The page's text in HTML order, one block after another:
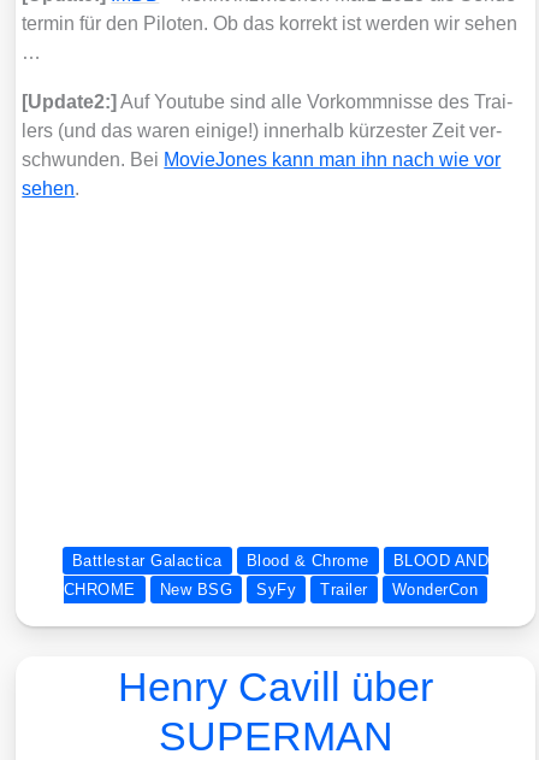
ter­min für den Pilo­ten. Ob das kor­rekt ist wer­den wir sehen
…
[Update2:] Auf You­tube sind alle Vor­komm­nis­se des Trai­
lers (und das waren eini­ge!) inner­halb kür­zes­ter Zeit ver­
schwun­den. Bei Movie­Jo­nes kann man ihn nach wie vor
sehen.
Battlestar Galactica Blood & Chrome
BLOOD AND
CHROME
New BSG SyFy Trailer WonderCon
Henry Cavill über
SUPERMAN